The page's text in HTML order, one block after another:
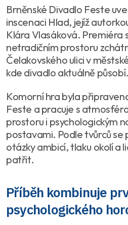
Brněnské Divadlo Feste
inscenaci Hlad, jejíž
Klára Vlasáková. Premiéra
netradičním prostoru
Čelakovského ulici v
kde divadlo aktuálně působí.
Komorní hra byla
Feste a pracuje s
prostoru i psychologickým
postavami. Podle tvůrců se
otázky ambicí, tlaku okolí a
patřit.
Příběh kombinuje
psychologického